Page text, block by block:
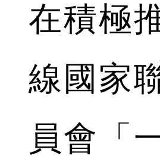
在積極
線國家
員會「